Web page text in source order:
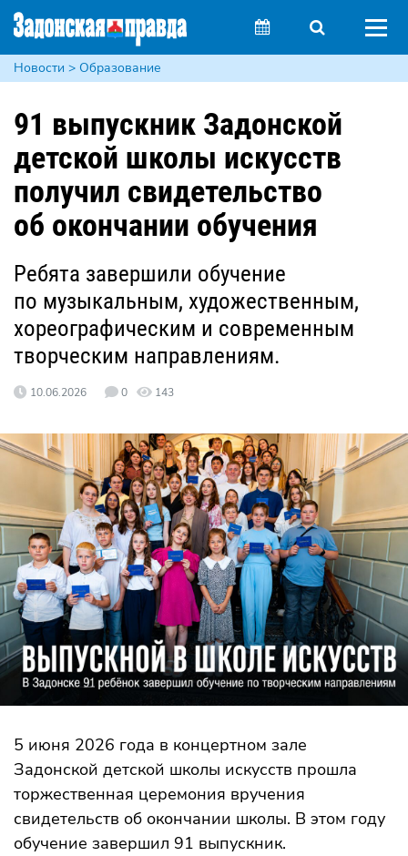
Новости > Образование
91 выпускник Задонской
детской школы искусств
получил свидетельство
об окончании обучения
Ребята завершили обучение
по музыкальным, художественным,
хореографическим и современным
творческим направлениям.
10.06.2026 0 143
5 июня 2026 года в концертном зале
Задонской детской школы искусств прошла
торжественная церемония вручения
свидетельств об окончании школы. В этом году
обучение завершил 91 выпускник.